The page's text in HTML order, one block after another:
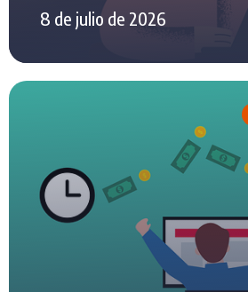
8 de julio de 2026